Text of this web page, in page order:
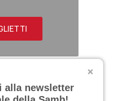
alla newsletter